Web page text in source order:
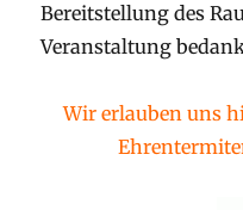
Bereitstellung des
Veranstaltung
Wir erlauben uns